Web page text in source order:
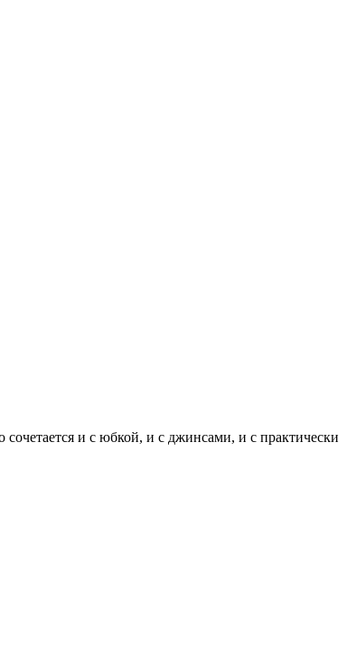
сочетается и с юбкой, и с джинсами, и с практически